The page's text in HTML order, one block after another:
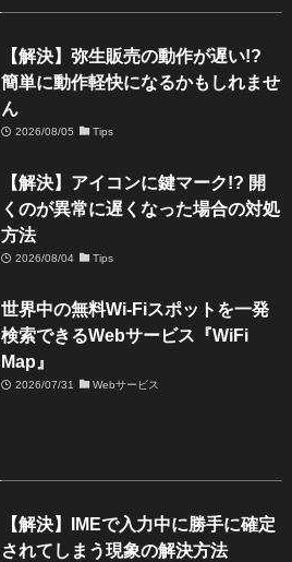
【解決】弥生販売の動作が遅い!?
簡単に動作軽快になるかもしれませ
ん
2026/08/05 Tips
【解決】アイコンに鍵マーク!? 開
くのが異常に遅くなった場合の対処
方法
2026/08/04 Tips
世界中の無料Wi-Fiスポットを一発
検索できるWebサービス『WiFi
Map』
2026/07/31 Webサービス
【解決】IMEで入力中に勝手に確定
されてしまう現象の解決方法